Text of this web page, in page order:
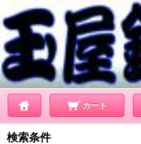
カート
検索条件